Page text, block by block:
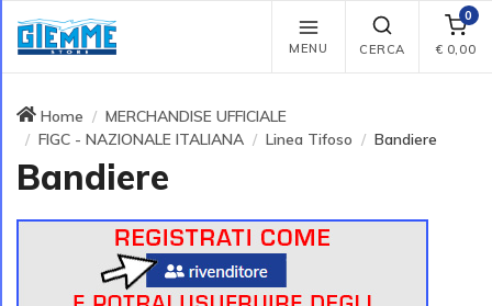
MENU CERCA
0
€ 0,00
Home
MERCHANDISE UFFICIALE
FIGC - NAZIONALE ITALIANA
Linea Tifoso Bandiere
Bandiere